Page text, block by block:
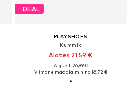
DEAL
PLAYSHOES
Kummik
Alates 21,59 €
Algselt: 26,99 €
Viimane madalaim hind:16,72 €